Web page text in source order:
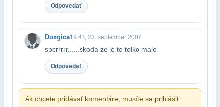
Odpovedať
Dongica19:48, 23. september 2007
sperrrrr......skoda ze je to tolko malo
Odpovedať
Ak chcete pridávať komentáre, musíte sa prihlásiť.